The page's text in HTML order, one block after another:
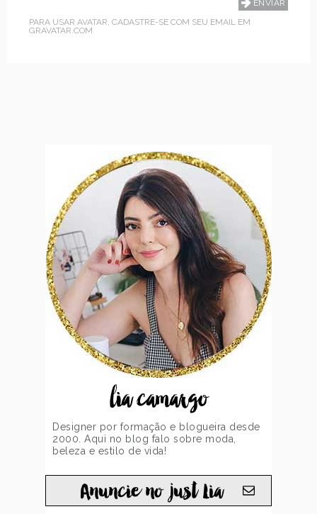
PARA USAR AVATAR, CADASTRE-SE COM SEU EMAIL EM
GRAVATAR.COM
lia camargo
Designer por formação e blogueira desde
2000. Aqui no blog falo sobre moda,
beleza e estilo de vida!
Anuncie no just Lia